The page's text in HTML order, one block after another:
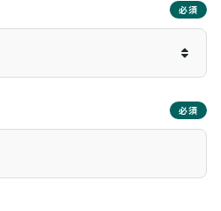
必須
必須